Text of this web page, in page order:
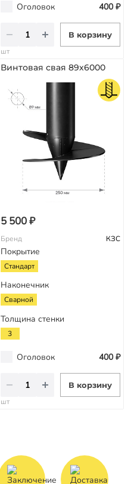
Оголовок 400 ₽
В корзину
шт
Винтовая свая 89х6000
5 500 ₽
Бренд КЗС
Покрытие
Стандарт
Наконечник
Сварной
Толщина стенки
3
Оголовок 400 ₽
В корзину
шт